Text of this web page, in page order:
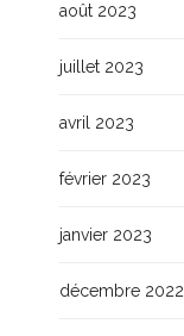
août 2023
juillet 2023
avril 2023
février 2023
janvier 2023
décembre 2022